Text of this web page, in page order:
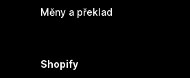
Měny a překlad
Shopify